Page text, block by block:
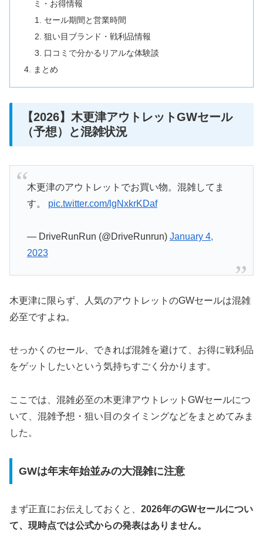
ミ・お得情報
セール期間と営業時間
狙い目ブランド・戦利品情報
口コミで分かるリアルな体験談
まとめ
【2026】木更津アウトレットGWセール
（予想）と混雑状況
木更津のアウトレットでお買い物。混雑してま
す。 pic.twitter.com/lgNxkrKDaf
— DriveRunRun (@DriveRunrun) January 4,
2023
木更津に限らず、人気のアウトレットのGWセールは混雑
必至ですよね。
せっかくのセール、できれば混雑を避けて、お得に戦利品
をゲットしたいという気持ちすごく分かります。
ここでは、混雑必至の木更津アウトレットGWセールにつ
いて、混雑予想・狙い目のタイミングなどをまとめてみま
した。
GWは年末年始並みの大混雑に注意
まず正直にお伝えしておくと、 2026年のGWセールについ
て、現時点では公式からの発表はありません。